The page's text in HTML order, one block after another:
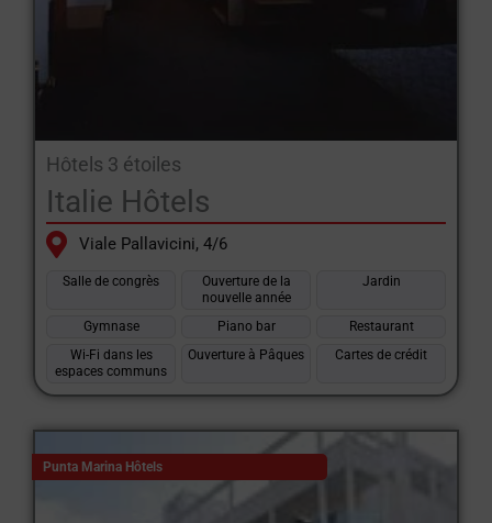
tout compris à des prix très compétitifs.
le long de la côte de Ravenne et bien placés pour accéder aux
plages et aux lidos, ainsi qu'aux lieux de divertissement et
d'intérêt historique.
l'excellence de leur service, le large éventail de leur offre et
l'hospitalité typique des habitants de la Romagne.
Les hôtels pour jeunes, où des tarifs très avantageux sont
appliqués pour les jeunes qui affluent chaque année sur la
Riviera romagnole, sont particulièrement intéressants.
Hôtels 3 étoiles
Italie Hôtels
Viale Pallavicini, 4/6
Salle de congrès
Ouverture de la
nouvelle année
Jardin
Gymnase Piano bar
Restaurant
Wi-Fi dans les
espaces communs
Ouverture à Pâques Cartes de crédit
Punta Marina Hôtels